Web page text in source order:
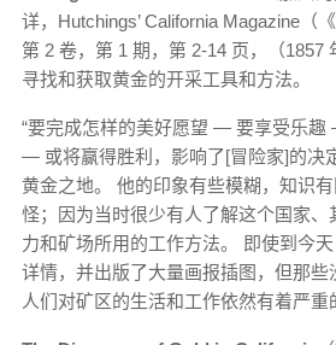
详，Hutchings’ California Magazine（
第 2 卷，第 1 期，第 2-14 页，（1857
寻找和获取黄金的开采工具和方法。
“要完成怎样的美好愿望 — 要享受乐
— 或将赢得胜利，影响了[冒险家]的决
黄金之地。 他的印象有些模糊，知识
怪；因为当时很少有人了解这个国家、
力和矿场所用的工作方法。 即使到今
详情，并出版了大量画报插图，但那些
人们对矿区的生活和工作依然有着严重